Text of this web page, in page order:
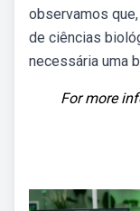
observamos
de ciências
necessária uma
For more